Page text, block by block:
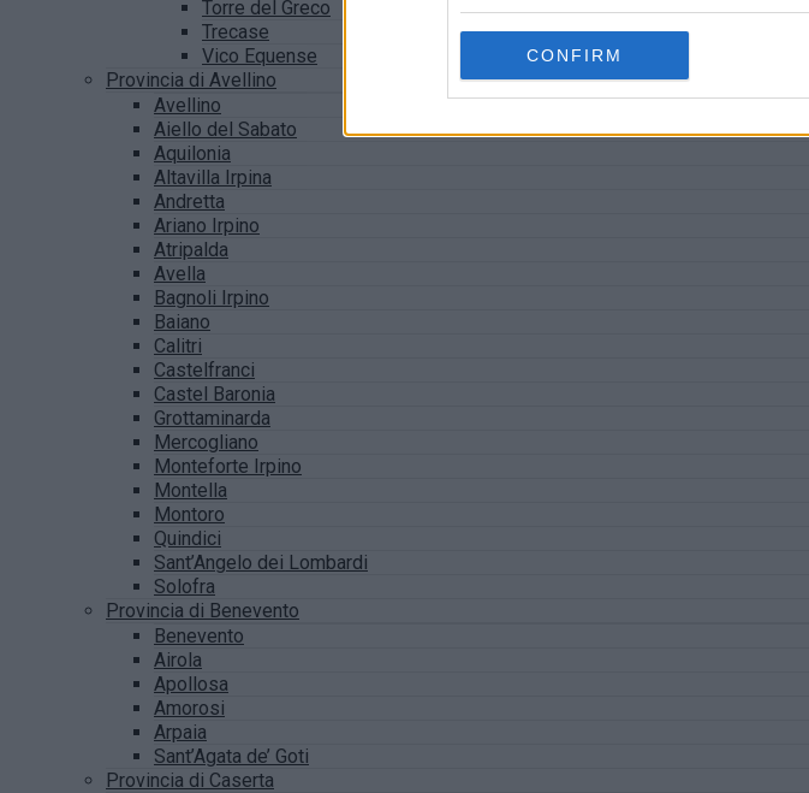
CONFIRM
Torre del Greco
Trecase
Vico Equense
Provincia di Avellino
Avellino
Aiello del Sabato
Aquilonia
Altavilla Irpina
Andretta
Ariano Irpino
Atripalda
Avella
Bagnoli Irpino
Baiano
Calitri
Castelfranci
Castel Baronia
Grottaminarda
Mercogliano
Monteforte Irpino
Montella
Montoro
Quindici
Sant’Angelo dei Lombardi
Solofra
Provincia di Benevento
Benevento
Airola
Apollosa
Amorosi
Arpaia
Sant’Agata de’ Goti
Provincia di Caserta